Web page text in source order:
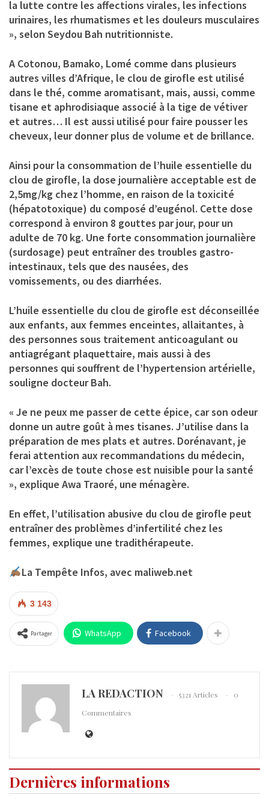
la lutte contre les affections virales, les infections
urinaires, les rhumatismes et les douleurs musculaires
», selon Seydou Bah nutritionniste.
A Cotonou, Bamako, Lomé comme dans plusieurs
autres villes d’Afrique, le clou de girofle est utilisé
dans le thé, comme aromatisant, mais, aussi, comme
tisane et aphrodisiaque associé à la tige de vétiver
et autres… Il est aussi utilisé pour faire pousser les
cheveux, leur donner plus de volume et de brillance.
Ainsi pour la consommation de l’huile essentielle du
clou de girofle, la dose journalière acceptable est de
2,5mg/kg chez l’homme, en raison de la toxicité
(hépatotoxique) du composé d’eugénol. Cette dose
correspond à environ 8 gouttes par jour, pour un
adulte de 70 kg. Une forte consommation journalière
(surdosage) peut entraîner des troubles gastro-
intestinaux, tels que des nausées, des
vomissements, ou des diarrhées.
L’huile essentielle du clou de girofle est déconseillée
aux enfants, aux femmes enceintes, allaitantes, à
des personnes sous traitement anticoagulant ou
antiagrégant plaquettaire, mais aussi à des
personnes qui souffrent de l’hypertension artérielle,
souligne docteur Bah.
« Je ne peux me passer de cette épice, car son odeur
donne un autre goût à mes tisanes. J’utilise dans la
préparation de mes plats et autres. Dorénavant, je
ferai attention aux recommandations du médecin,
car l’excès de toute chose est nuisible pour la santé
», explique Awa Traoré, une ménagère.
En effet, l’utilisation abusive du clou de girofle peut
entraîner des problèmes d’infertilité chez les
femmes, explique une tradithérapeute.
La Tempête Infos, avec maliweb.net
3 143
Partager WhatsApp Facebook
LA REDACTION 5321 Articles
0
Commentaires
Dernières informations